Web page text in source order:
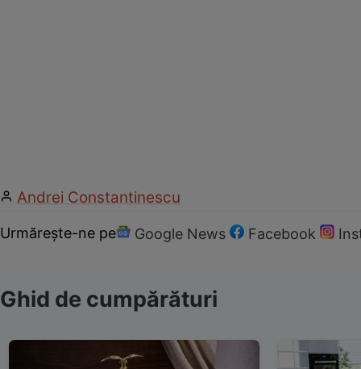
Andrei Constantinescu
Urmărește-ne pe Google News Facebook
Ghid de cumpărături